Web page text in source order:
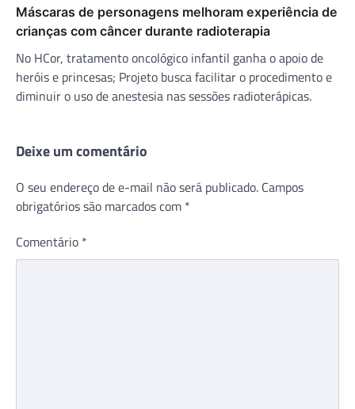
Máscaras de personagens melhoram experiência de
crianças com câncer durante radioterapia
No HCor, tratamento oncológico infantil ganha o apoio de
heróis e princesas; Projeto busca facilitar o procedimento e
diminuir o uso de anestesia nas sessões radioterápicas.
Deixe um comentário
O seu endereço de e-mail não será publicado. Campos
obrigatórios são marcados com *
Comentário *